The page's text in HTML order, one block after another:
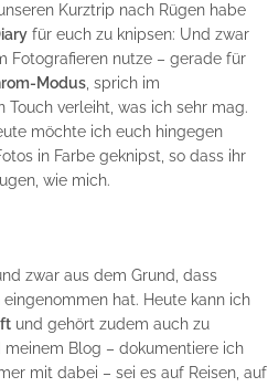
Kurztrip nach Rügen habe
für euch zu knipsen: Und zwar
Fotografieren nutze – gerade für
Modus, sprich im
verleiht, was ich sehr mag.
möchte ich euch hingegen
in Farbe geknipst, so dass ihr
wie mich.
zwar aus dem Grund, dass
hat. Heute kann ich
und gehört zudem auch zu
Blog – dokumentiere ich
mit dabei – sei es auf Reisen, auf